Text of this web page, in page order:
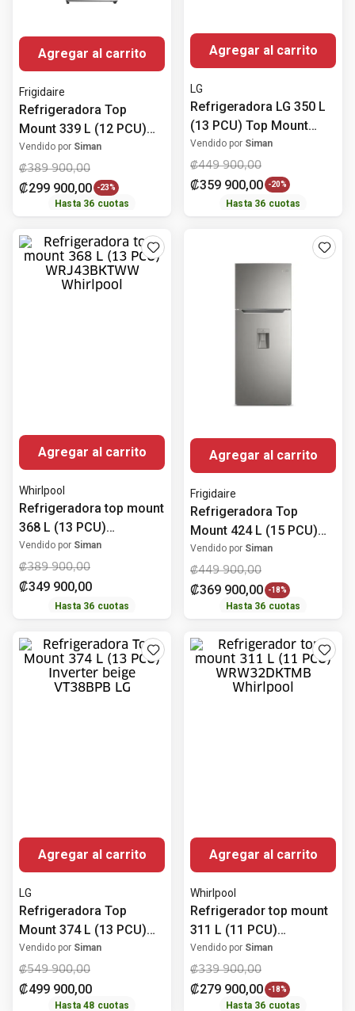
Agregar al carrito
Frigidaire
Refrigeradora Top
Mount 339 L (12 PCU)
No Frost FRTS12K3HTS
Frigidaire
Vendido por Siman
₡389 900,00
₡299 900,00 -23%
Hasta 36 cuotas
LG
Refrigeradora LG 350 L
Vendido por
900
₡ 359 900 00
Hasta 36 cuotas
Whirlpool
Refrigeradora top mount
WRJ43BKTWW Whirlpool
Vendido por
900
₡ 349 900 ,00
Hasta 36 cuotas
Agregar al carrito
Frigidaire
Refrigeradora Top
Mount 424 L (15 PCU)
No Frost FRTS15K3HTS
Frigidaire
Vendido por Siman
₡449 900,00
₡369 900,00 -18%
Hasta 36 cuotas
LG
Refrigeradora Top
Inverter beige VT38BPB
LG
Vendido por
900
₡ 499 ,00
Hasta
Whirlpool
Refrigerador top mount
WRW32DKTMB
Whirlpool
Vendido por
900
₡ 279 900 ,00 18%
Hasta